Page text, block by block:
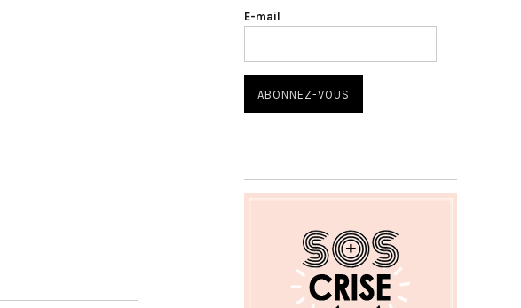
E-mail